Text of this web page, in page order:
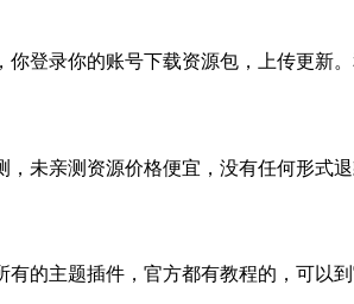
登录你的账号下载资源包，上传更新
未亲测资源价格便宜，没有任何形式
的主题插件，官方都有教程的，可以